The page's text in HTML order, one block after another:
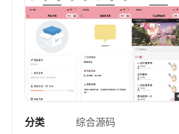
分类
综合源码